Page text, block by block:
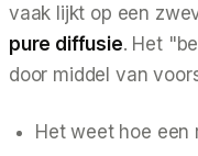
vaak lijkt op een
pure diffusie. Het
door middel van
Het weet hoe een